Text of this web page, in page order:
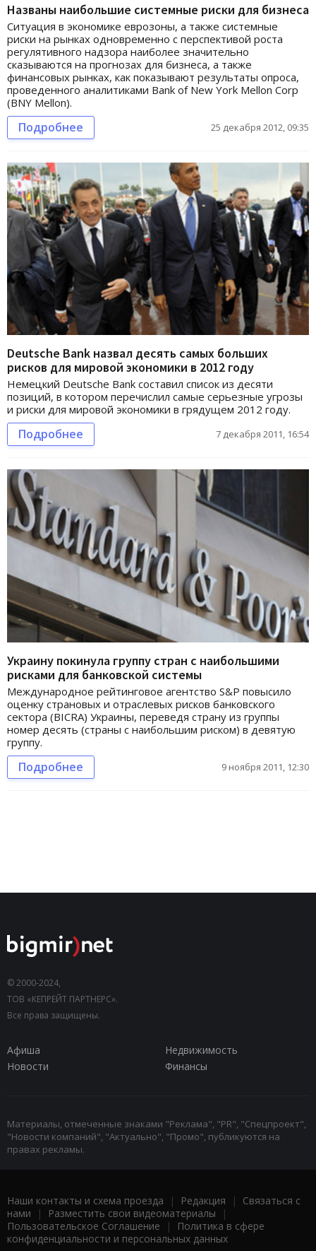
Названы наибольшие системные риски для бизнеса
Ситуация в экономике еврозоны, а также системные
риски на рынках одновременно с перспективой роста
регулятивного надзора наиболее значительно
сказываются на прогнозах для бизнеса, а также
финансовых рынках, как показывают результаты опроса,
проведенного аналитиками Bank of New York Mellon Corp
(BNY Mellon).
Подробнее 25 декабря 2012, 09:35
Deutsche Bank назвал десять самых больших
рисков для мировой экономики в 2012 году
Немецкий Deutsche Bank составил список из десяти
позиций, в котором перечислил самые серьезные угрозы
и риски для мировой экономики в грядущем 2012 году.
Подробнее 7 декабря 2011, 16:54
Украину покинула группу стран с наибольшими
рисками для банковской системы
Международное рейтинговое агентство S&P повысило
оценку страновых и отраслевых рисков банковского
сектора (BICRA) Украины, переведя страну из группы
номер десять (страны с наибольшим риском) в девятую
группу.
Подробнее 9 ноября 2011, 12:30
© 2000-2024,
ТОВ «КЕПРЕЙТ ПАРТНЕРС».
Все права защищены.
Афиша
Недвижимость
Новости
Финансы
Материалы, отмеченные знаками "Реклама", "PR", "Спецпроект",
"Новости компаний", "Актуально", "Промо", публикуются на
правах рекламы.
Наши контакты и схема проезда | Редакция | Связаться с
нами | Разместить свои видеоматериалы |
Пользовательское Соглашение |
Политика в сфере
конфиденциальности и персональных данных